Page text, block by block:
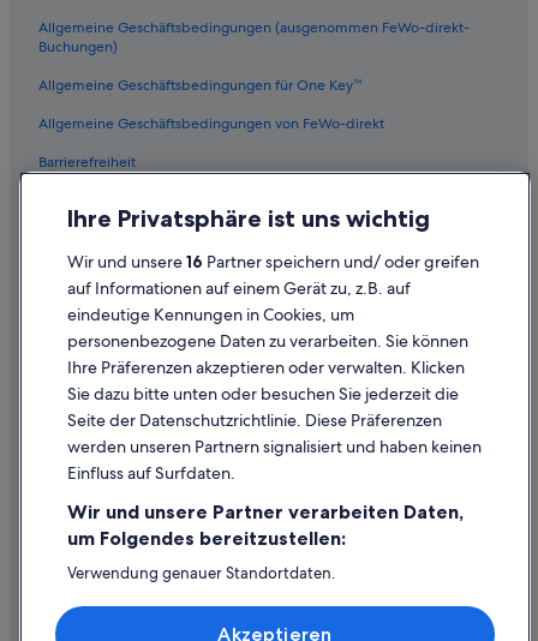
Allgemeine Geschäftsbedingungen (ausgenommen FeWo-direkt-
Buchungen)
Allgemeine Geschäftsbedingungen für One Key™
Allgemeine Geschäftsbedingungen von FeWo-direkt
Barrierefreiheit
Inhaltsrichtlinien und Melden von Inhalten
Hilfe
Hilfe
Flug stornieren
Rückerstattungsdauer
Expedia-Gutschein einlösen
Internationale Reisedokumente
Ihre Privatsphäre ist uns wichtig
Wir und unsere16 Partner speichern und/ oder greifen
auf Informationen auf einem Gerät zu, z.B. auf
eindeutige Kennungen in Cookies, um
personenbezogene Daten zu verarbeiten. Sie können
Ihre Präferenzen akzeptieren oder verwalten. Klicken
Sie dazu bitte unten oder besuchen Sie jederzeit die
Seite der Datenschutzrichtlinie. Diese Präferenzen
werden unseren Partnern signalisiert und haben keinen
Einfluss auf Surfdaten.
Wir und unsere Partner verarbeiten Daten,
um Folgendes bereitzustellen:
Verwendung genauer Standortdaten.
Speichern von oder Zugriff auf Informationen auf einem
Endgerät. Personalisierte Werbung und Inhalte, Messung
Akzeptieren